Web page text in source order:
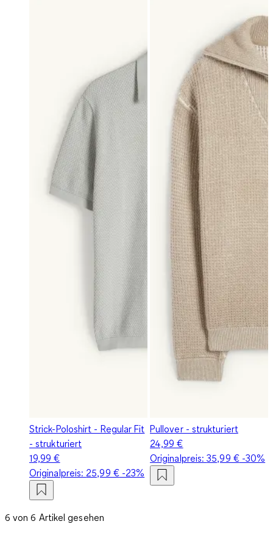
Strick-Poloshirt - Regular Fit
- strukturiert
19,99 €
Originalpreis: 25,99 €-23%
Pullover - strukturiert
24,99 €
Originalpreis:35,99 €-30%
6 von 6 Artikel gesehen